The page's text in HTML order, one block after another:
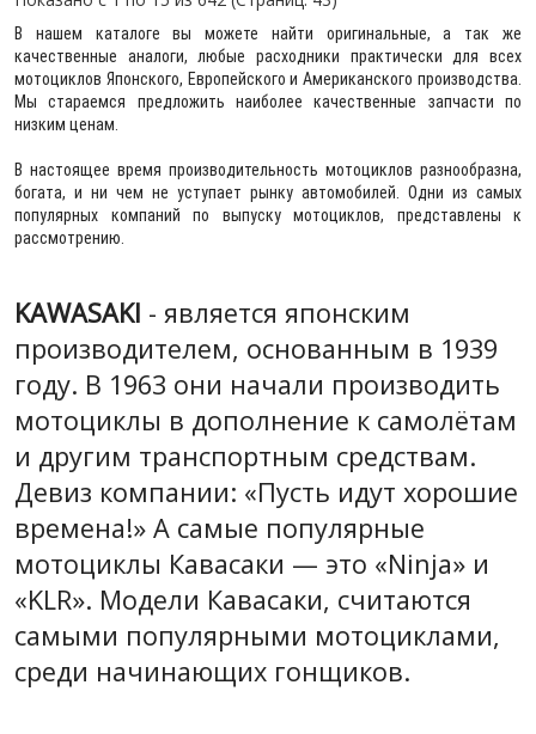
В нашем каталоге вы можете найти оригинальные, а так же
качественные аналоги, любые расходники практически для всех
мотоциклов Японского, Европейского и Американского производства.
Мы стараемся предложить наиболее качественные запчасти по
низким ценам.
В настоящее время производительность мотоциклов разнообразна,
богата, и ни чем не уступает рынку автомобилей. Одни из самых
популярных компаний по выпуску мотоциклов, представлены к
рассмотрению.
KAWASAKI - является японским
производителем, основанным в 1939
году. В 1963 они начали производить
мотоциклы в дополнение к самолётам
и другим транспортным средствам.
Девиз компании: «Пусть идут хорошие
времена!» А самые популярные
мотоциклы Кавасаки — это «Ninja» и
«KLR». Модели Кавасаки, считаются
самыми популярными мотоциклами,
среди начинающих гонщиков.